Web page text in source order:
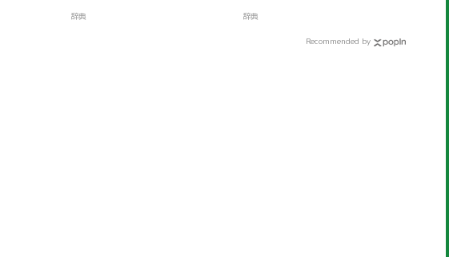
辞典 辞典
Recommended by